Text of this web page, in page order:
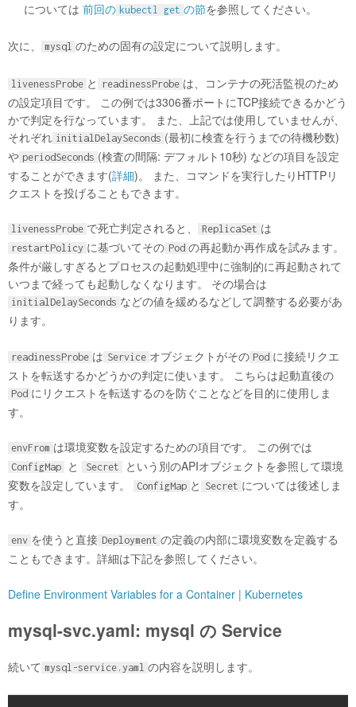
については 前回の kubectl get の節を参照してください。
次に、 mysql のための固有の設定について説明します。
livenessProbe と readinessProbe は、コンテナの死活監視のため
の設定項目です。 この例では3306番ポートにTCP接続できるかどう
かで判定を行なっています。 また、上記では使用していませんが、
それぞれ initialDelaySeconds (最初に検査を行うまでの待機秒数)
や periodSeconds (検査の間隔: デフォルト10秒) などの項目を設定
することができます(詳細)。 また、コマンドを実行したりHTTPリ
クエストを投げることもできます。
livenessProbe で死亡判定されると、 ReplicaSet は
restartPolicy に基づいてその Pod の再起動か再作成を試みます。
条件が厳しすぎるとプロセスの起動処理中に強制的に再起動されて
いつまで経っても起動しなくなります。 その場合は
initialDelaySeconds などの値を緩めるなどして調整する必要があ
ります。
readinessProbe は Service オブジェクトがその Pod に接続リクエ
ストを転送するかどうかの判定に使います。 こちらは起動直後の
Pod にリクエストを転送するのを防ぐことなどを目的に使用しま
す。
envFrom は環境変数を設定するための項目です。 この例では
ConfigMap と Secret
という別のAPIオブジェクトを参照して環境
変数を設定しています。
ConfigMap と Secret については後述しま
す。
env を使うと直接 Deployment の定義の内部に環境変数を定義する
こともできます。詳細は下記を参照してください。
Define Environment Variables for a Container | Kubernetes
mysql-svc.yaml: mysql の Service
続いて mysql-service.yaml の内容を説明します。